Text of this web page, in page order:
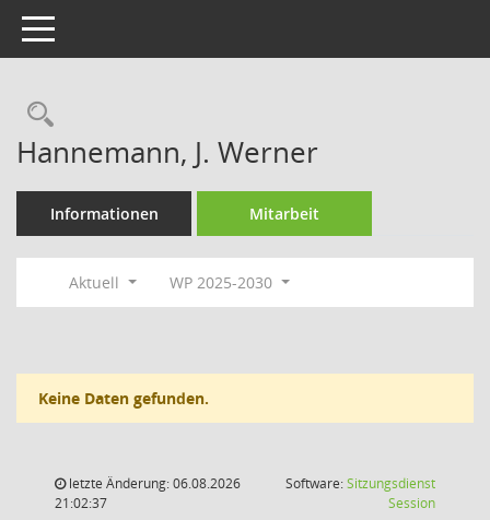
Toggle navigation
Rechercheauswahl
Hannemann, J. Werner
Informationen Mitarbeit
Aktuell WP 2025-2030
Keine Daten gefunden.
letzte Änderung: 06.08.2026
21:02:37
Software:Sitzungsdienst
Session(Wird in